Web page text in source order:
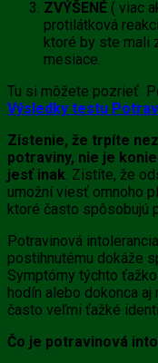
ZVÝŠENÉ ( viac
protilátková
ktoré by ste mali
mesiace.
Tu si môžete pozrieť
Výsledky testu
Zistenie, že trpíte
potraviny, nie je
jesť inak. Zistíte, že
umožní viesť omnoho
ktoré často spôsobujú
Potravinová
postihnutému dokáže
Symptómy týchto
hodín alebo dokonca
často veľmi ťažké
Čo je potravinová